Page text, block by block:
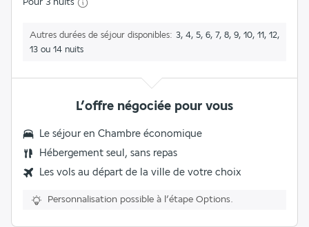
Autres durées de séjour disponibles
3, 4, 5, 6, 7, 8, 9, 10, 11, 12,
13 ou 14 nuits
L’offre négociée pour vous
Le séjour en Chambre économique
Hébergement seul, sans repas
Les vols au départ de la ville de votre choix
Personnalisation possible à l’étape Options.